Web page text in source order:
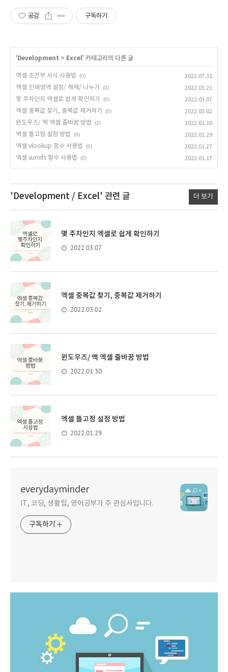
공감 구독하기
' Development > Excel' 카테고리의 다른 글
엑셀 조건부 서식 사용법 (0)
2022.07.31
엑셀 인쇄영역 설정/ 해제/ 나누기
(0)
2022.03.21
몇 주차인지 엑셀로 쉽게 확인하기
(0)
2022.03.07
엑셀 중복값 찾기, 중복값 제거하기
(0)
2022.03.02
윈도우즈/ 맥 엑셀 줄바꿈 방법
(2)
2022.01.30
엑셀 틀고정 설정 방법
(0)
2022.01.29
엑셀 vlookup 함수 사용법
(0)
2022.01.27
엑셀 sumifs 함수 사용법
(0) 2022.01.17
'Development / Excel' 관련 글 더 보기
몇 주차인지 엑셀로 쉽게 확인하기
2022.03.07
엑셀 중복값 찾기, 중복값 제거하기
2022.03.02
윈도우즈/ 맥 엑셀 줄바꿈 방법
2022.01.30
엑셀 틀고정 설정 방법
2022.01.29
everydayminder
IT, 코딩, 생활팁, 영어공부가 주 관심사입니다.
구독하기